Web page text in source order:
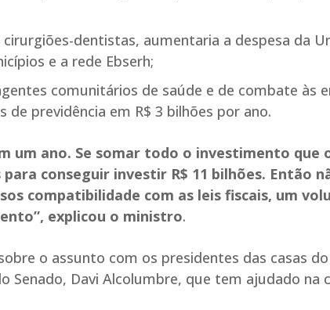
dentistas, aumentaria a despesa da
e a rede Ebserh;
comunitários de saúde e de combate às
de previdência em R$ 3 bilhões por ano.
um ano. Se somar todo o investimento
conseguir investir R$ 11 bilhões. Então
compatibilidade com as leis fiscais, um
explicou o ministro.
o assunto com os presidentes das casas
Senado, Davi Alcolumbre, que tem ajudado na